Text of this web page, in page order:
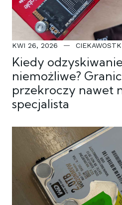
KWI 26, 2026
Kiedy
niemożliwe?
przekroczy nawet
specjalista